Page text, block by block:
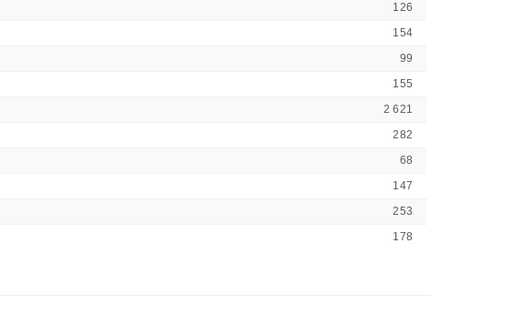
126
154
99
155
2 621
282
68
147
253
178